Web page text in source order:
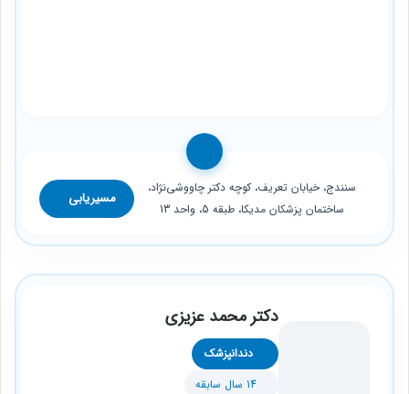
سنندج، خیابان تعریف، کوچه دکتر چاووشی‌نژاد،
ساختمان پزشکان مدیکا، طبقه 5، واحد 13
مسیریابی
دکتر محمد عزیزی
دندانپزشک
14 سال سابقه